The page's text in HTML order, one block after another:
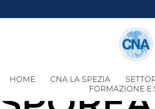
HOME CNA LA SPEZIA
FORMAZIONE E